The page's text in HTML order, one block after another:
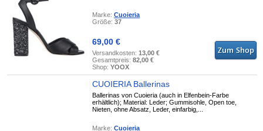
Marke:Cuoieria
Größe:37
69,00 €
Versandkosten:13,00 €
Gesamtpreis:82,00 €
Shop:YOOX
CUOIERIA Ballerinas
Ballerinas von Cuoieria (auch in Elfenbein-Farbe
erhältlich); Material: Leder; Gummisohle, Open toe,
Nieten, ohne Absatz, Leder, einfarbig,...
Marke:Cuoieria